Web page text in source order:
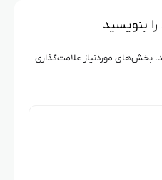
موردنیاز علامت‌گذاری